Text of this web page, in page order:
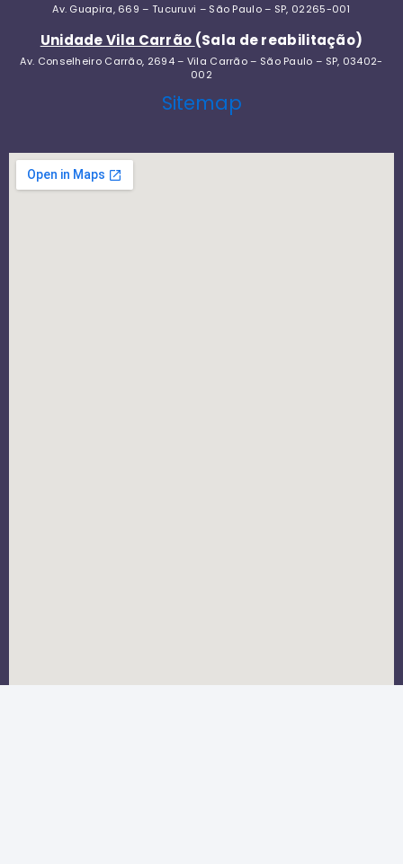
Av. Guapira, 669 – Tucuruvi – São Paulo – SP, 02265-001
Unidade Vila Carrão (Sala de reabilitação)
Av. Conselheiro Carrão, 2694 – Vila Carrão – São Paulo – SP, 03402-
002
Sitemap